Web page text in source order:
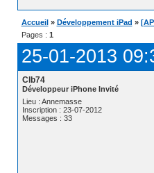
Accueil » Développement iPad »
Pages : 1
25-01-2013
Clb74
Développeur iPhone Invité
Lieu : Annemasse
Inscription : 23-07-2012
Messages : 33